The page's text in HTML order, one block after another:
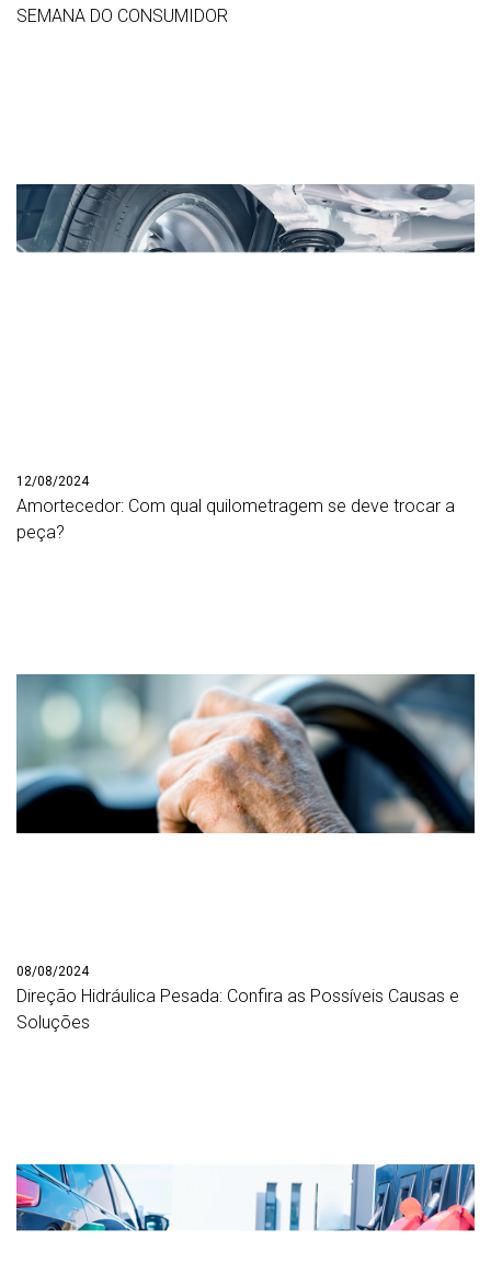
SEMANA DO CONSUMIDOR
12/08/2024
Amortecedor: Com qual quilometragem se deve trocar a
peça?
08/08/2024
Direção Hidráulica Pesada: Confira as Possíveis Causas e
Soluções